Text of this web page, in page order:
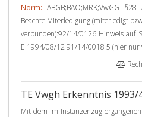
Norm: ABGB;BAO;MRK;VwGG
Beachte Miterledigung (miterledigt
verbunden):92/14/0126 Hinweis auf
E 1994/08/12 91/14/0018 5 (hier nur
TE Vwgh Erkenntnis
Mit dem im Instanzenzug